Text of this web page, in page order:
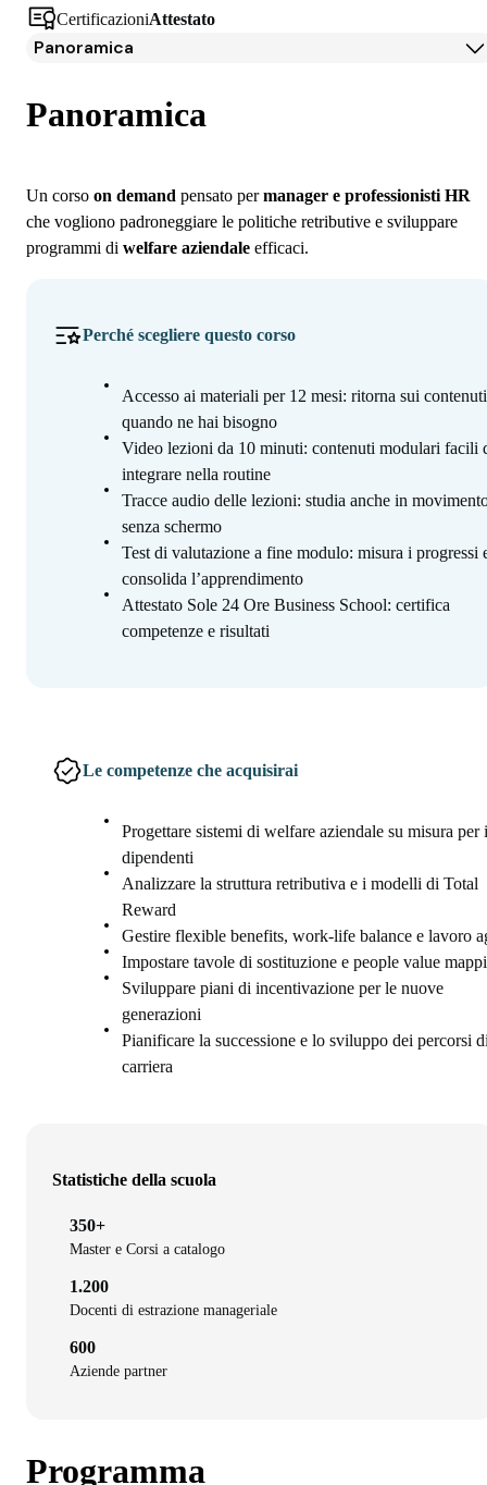
CertificazioniAttestato
Panoramica
Programma
Iscrizione
Panoramica
Un corso on demand pensato permanager e professionisti HR
che vogliono padroneggiare le politiche retributive e sviluppare
programmi di welfare aziendale efficaci.
Perché scegliere questo corso
Accesso ai materiali per 12 mesi: ritorna sui contenuti
quando ne hai bisogno
Video lezioni da 10 minuti: contenuti modulari facili
integrare nella routine
Tracce audio delle lezioni: studia anche in
senza schermo
Test di valutazione a fine modulo: misura i progressi
consolida l’apprendimento
Attestato Sole 24 Ore Business School: certifica
competenze e risultati
Le competenze che acquisirai
Progettare sistemi di welfare aziendale su misura per i
dipendenti
Analizzare la struttura retributiva e i modelli di Total
Reward
Gestire flexible benefits, work-life balance e lavoro
Impostare tavole di sostituzione e people value
Sviluppare piani di incentivazione per le nuove
generazioni
Pianificare la successione e lo sviluppo dei percorsi
carriera
Statistiche della scuola
350+
Master e Corsi a catalogo
1.200
Docenti di estrazione manageriale
600
Aziende partner
Programma